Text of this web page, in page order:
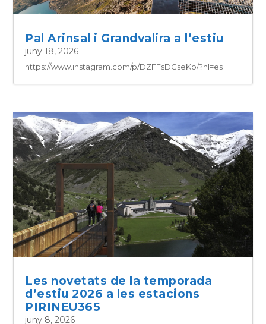
Pal Arinsal i Grandvalira a l’estiu
juny 18, 2026
https://www.instagram.com/p/DZFFsDGseKo/?hl=es
Les novetats de la temporada
d’estiu 2026 a les estacions
PIRINEU365
juny 8, 2026